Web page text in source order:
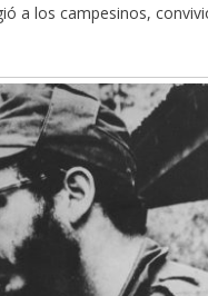
a los campesinos,